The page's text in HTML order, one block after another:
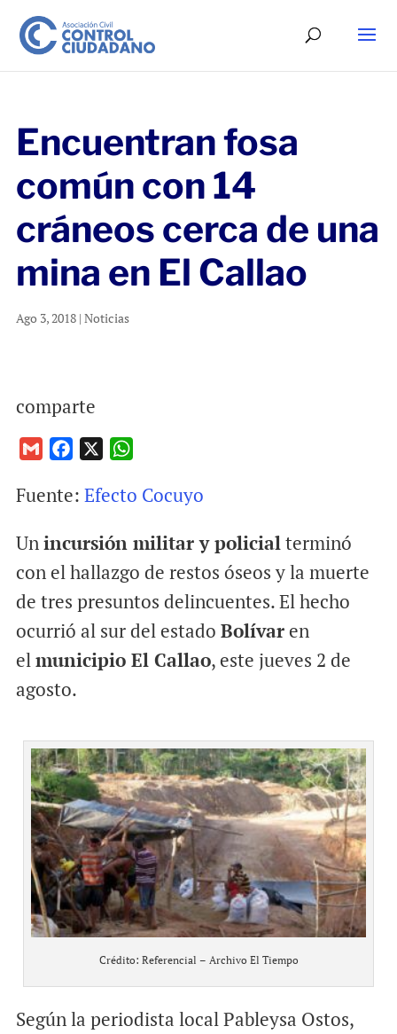
Encuentran fosa
común con 14
cráneos cerca de una
mina en El Callao
Ago 3, 2018| Noticias
comparte
a
l
c
b
o
k
a
s
p
Fuente: Efecto Cocuyo
Unincursión militar y policialterminó
con el hallazgo de restos óseos y la muerte
de tres presuntos delincuentes. El hecho
ocurrió al sur del estado Bolívaren
elmunicipio El Callao, este jueves 2 de
agosto.
Crédito: Referencial – Archivo El Tiempo
Según la periodista local Pableysa Ostos,